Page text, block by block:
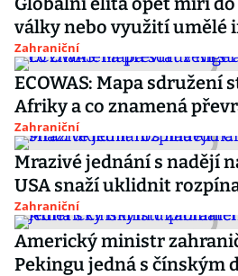
války nebo využití umělé
Zahraniční
ECOWAS: Mapa sdružení
Afriky a co znamená
Zahraniční
Mrazivé jednání s nadějí
USA snaží uklidnit
Zahraniční
Americký ministr
Pekingu jedná s čínským